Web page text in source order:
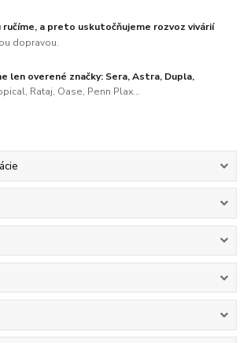
ručíme, a preto uskutočňujeme rozvoz vivárií
dopravou.
len overené značky: Sera, Astra, Dupla,
Rataj, Oase, Penn Plax...